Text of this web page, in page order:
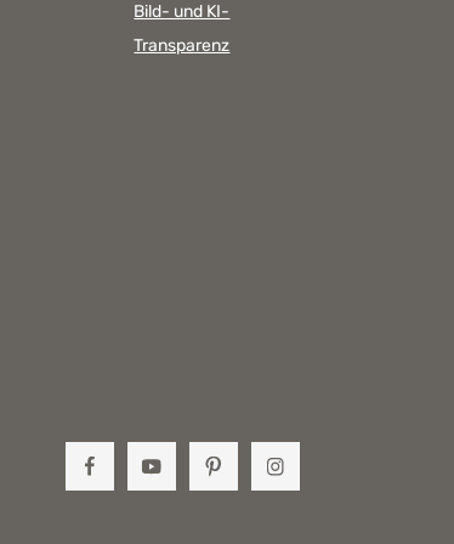
Bild- und KI-
Transparenz